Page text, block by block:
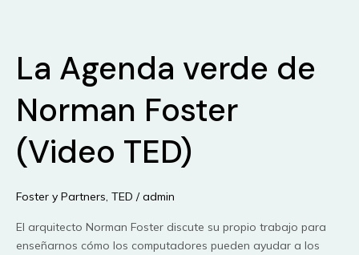
La Agenda verde de
Norman Foster
(Video TED)
Foster y Partners, TED /admin
El arquitecto Norman Foster discute su propio trabajo para
enseñarnos cómo los computadores pueden ayudar a los